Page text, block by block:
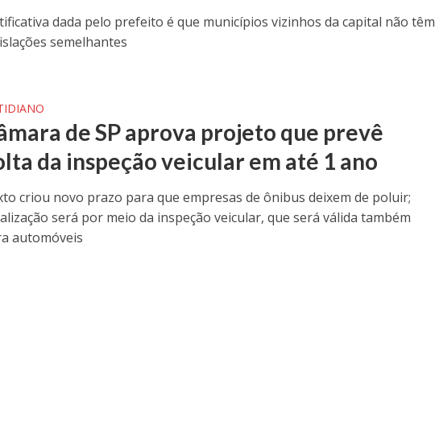
dada pelo prefeito é que municípios vizinhos da capital não têm
semelhantes
de SP aprova projeto que prevê
da inspeção veicular em até 1 ano
criou novo prazo para que empresas de ônibus deixem de poluir;
será por meio da inspeção veicular, que será válida também
automóveis